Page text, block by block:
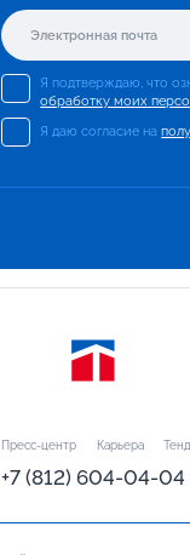
Я подтверждаю, что
обработку моих
Я даю согласие на
Пресс-центр Карьера
+7 (812) 604-04-04